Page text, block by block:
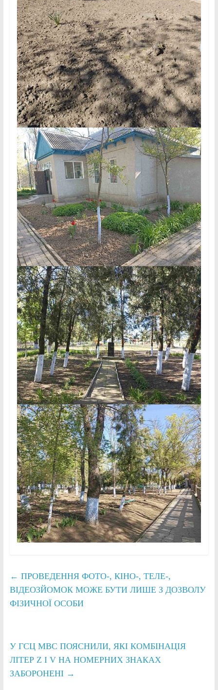
← ПРОВЕДЕННЯ ФОТО-, КІНО-, ТЕЛЕ-,
ВІДЕОЗЙОМОК МОЖЕ БУТИ ЛИШЕ З ДОЗВОЛУ
ФІЗИЧНОЇ ОСОБИ
У ГСЦ МВС ПОЯСНИЛИ, ЯКІ КОМБІНАЦІЯ
ЛІТЕР Z І V НА НОМЕРНИХ ЗНАКАХ
ЗАБОРОНЕНІ →